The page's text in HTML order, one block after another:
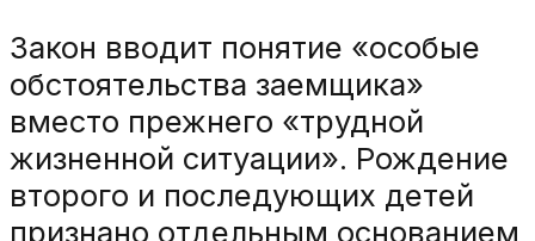
Закон вводит понятие «особые
обстоятельства заемщика»
вместо прежнего «трудной
жизненной ситуации». Рождение
второго и последующих детей
признано отдельным основанием